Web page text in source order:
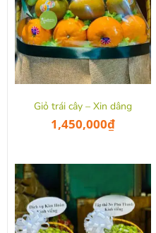
Giỏ trái cây – Xin dâng
1,450,000₫